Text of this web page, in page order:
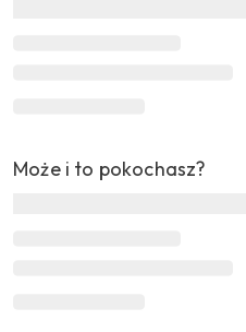
Może i to pokochasz?